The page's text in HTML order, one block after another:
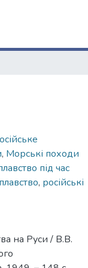
, Морські походи
під час
, російські
на Руси / В.В.